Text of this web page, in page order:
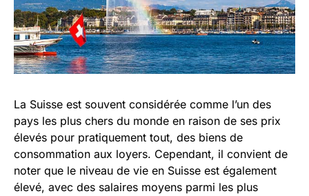
La Suisse est souvent considérée comme l’un des
pays les plus chers du monde en raison de ses prix
élevés pour pratiquement tout, des biens de
consommation aux loyers. Cependant, il convient de
noter que le niveau de vie en Suisse est également
élevé, avec des salaires moyens parmi les plus